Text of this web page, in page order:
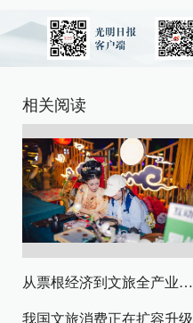
相关阅读
从票根经济到文旅全产业链升级
我国文旅消费正在扩容升级